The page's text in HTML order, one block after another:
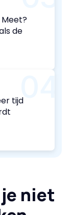
de
tijd
niet